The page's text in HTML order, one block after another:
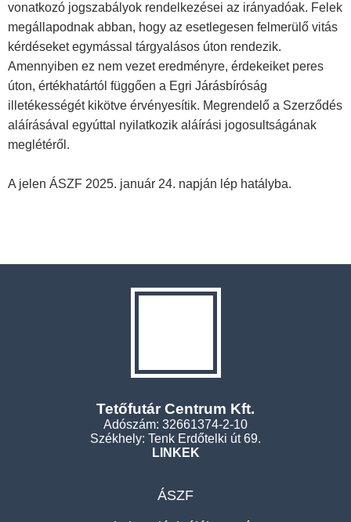
vonatkozó jogszabályok rendelkezései az irányadóak. Felek
megállapodnak abban, hogy az esetlegesen felmerülő vitás
kérdéseket egymással tárgyalásos úton rendezik.
Amennyiben ez nem vezet eredményre, érdekeiket peres
úton, értékhatártól függően a Egri Járásbíróság
illetékességét kikötve érvényesítik. Megrendelő a Szerződés
aláírásával egyúttal nyilatkozik aláírási jogosultságának
meglétéről.
A jelen ÁSZF 2025. január 24. napján lép hatályba.
Tetőfutár Centrum Kft.
Adószám: 32661374-2-10
Székhely: Tenk Erdőtelki út 69.
LINKEK
ÁSZF